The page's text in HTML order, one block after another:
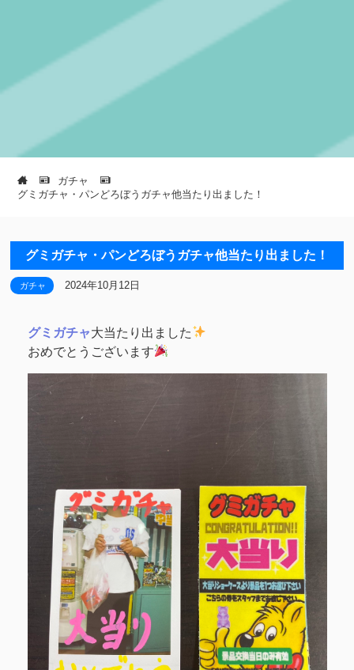
ガチャ
グミガチャ・パンどろぼうガチャ他当たり出ました！
グミガチャ・パンどろぼうガチャ他当たり出ました！
ガチャ 2024年10月12日
グミガチャ大当たり出ました
おめでとうございます